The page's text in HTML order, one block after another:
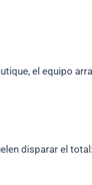
el equipo
disparar el total: